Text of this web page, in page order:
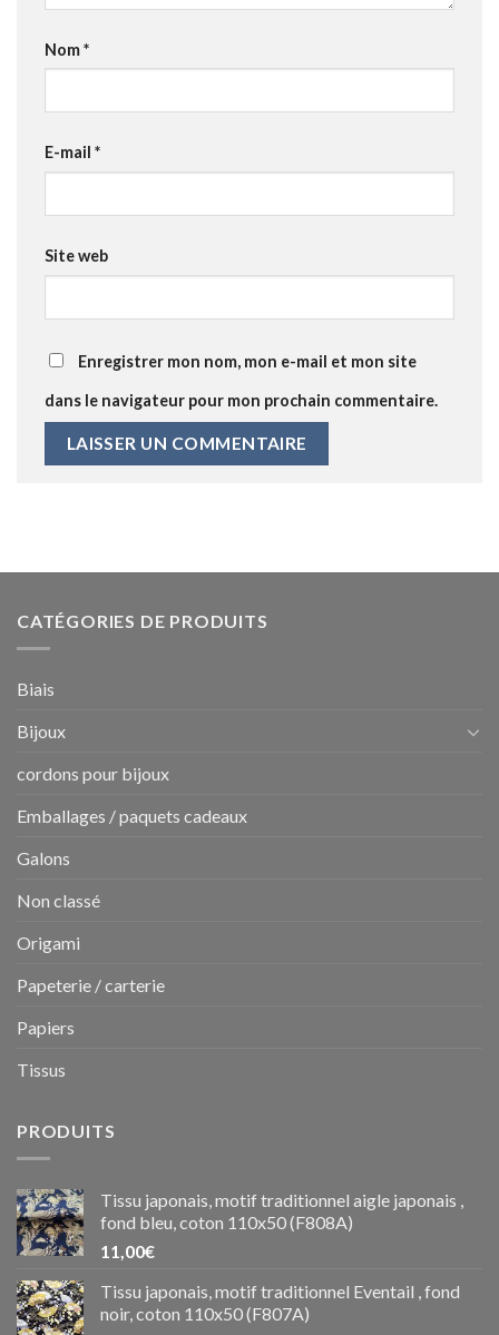
Nom*
E-mail *
Site web
Enregistrer mon nom, mon e-mail et mon site
dans le navigateur pour mon prochain commentaire.
CATÉGORIES DE PRODUITS
Biais
Bijoux
cordons pour bijoux
Emballages / paquets cadeaux
Galons
Non classé
Origami
Papeterie / carterie
Papiers
Tissus
PRODUITS
Tissu japonais, motif traditionnel aigle japonais ,
fond bleu, coton 110x50 (F808A)
11,00€
Tissu japonais, motif traditionnel Eventail , fond
noir, coton 110x50 (F807A)